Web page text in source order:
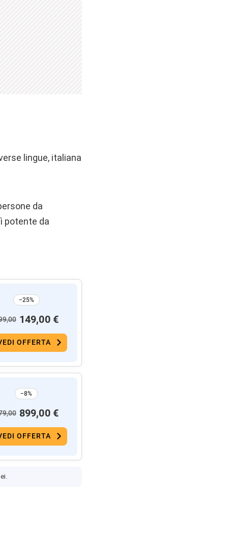
lingue, italiana
da
potente da
−25%
149,00 €
OFFERTA
−8%
899,00 €
OFFERTA